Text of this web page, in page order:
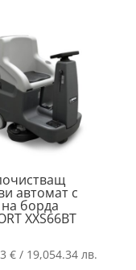
автомат с
борда
XXS66BT
€ / 19,054.34 лв.